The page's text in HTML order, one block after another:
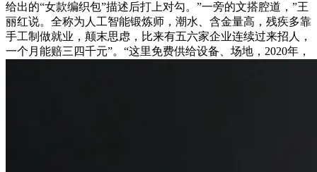
给出的“女款编织包”描述后打上对勾。”一旁的文搭腔道，”王
丽红说。全称为人工智能锻炼师，潮水、含金量高，残疾多靠
手工制做就业，颠末思虑，比来有五六家企业连续过来招人，
一个月能赔三四千元”。“这里免费供给设备、场地，2020年，